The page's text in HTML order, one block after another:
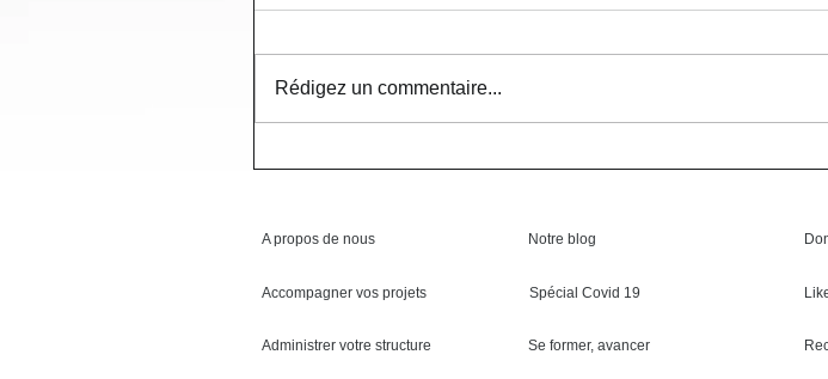
Rédigez un commentaire...
A propos de nous
Accompagner vos projets
Administrer votre structure
Notre blog
Spécial Covid 19
Se former, avancer